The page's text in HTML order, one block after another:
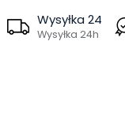
Wysyłka 24
Wysyłka 24h